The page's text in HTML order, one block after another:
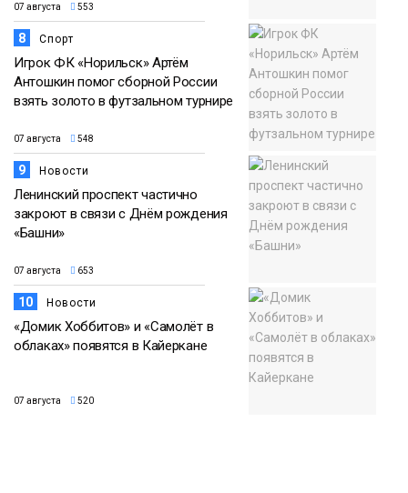
07 августа 553
8 Спорт
Игрок ФК «Норильск» Артём
Антошкин помог сборной России
взять золото в футзальном турнире
07 августа 548
9 Новости
Ленинский проспект частично
закроют в связи с Днём рождения
«Башни»
07 августа 653
10 Новости
«Домик Хоббитов» и «Самолёт в
облаках» появятся в Кайеркане
07 августа 520